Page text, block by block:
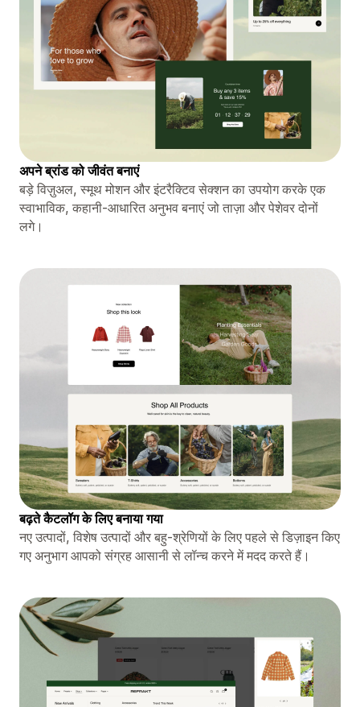
अपने ब्रांड को जीवंत बनाएं
बड़े विज़ुअल, स्मूथ मोशन और इंटरैक्टिव सेक्शन का उपयोग करके एक
स्वाभाविक, कहानी-आधारित अनुभव बनाएं जो ताज़ा और पेशेवर दोनों
लगे।
बढ़ते कैटलॉग के लिए बनाया गया
नए उत्पादों, विशेष उत्पादों और बहु-श्रेणियों के लिए पहले से डिज़ाइन किए
गए अनुभाग आपको संग्रह आसानी से लॉन्च करने में मदद करते हैं।